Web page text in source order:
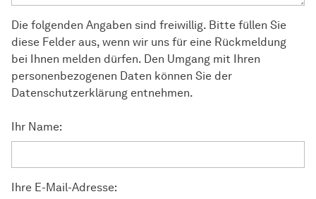
Die folgenden Angaben sind freiwillig. Bitte füllen Sie
diese Felder aus, wenn wir uns für eine Rückmeldung
bei Ihnen melden dürfen. Den Umgang mit Ihren
personenbezogenen Daten können Sie der
Datenschutzerklärung entnehmen.
Ihr Name:
Ihre E-Mail-Adresse: